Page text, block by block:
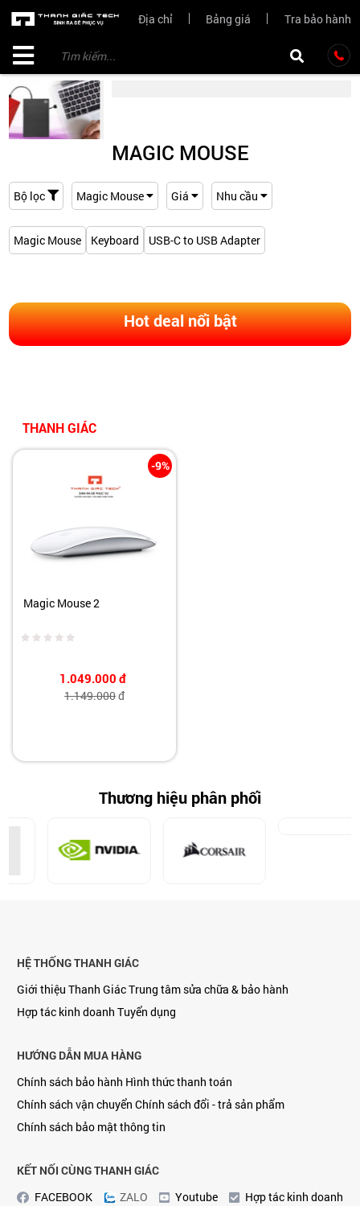
Địa chỉ Bảng giá Tra bảo hành
MAGIC MOUSE
Bộ lọc Magic Mouse Giá Nhu cầu
Magic Mouse Keyboard USB-C to USB Adapter
Hot deal nổi bật
THANH GIÁC
-9%
Magic Mouse 2
1.049.000 đ
1.149.000đ
Thương hiệu phân phối
HỆ THỐNG THANH GIÁC
Giới thiệu Thanh GiácTrung tâm sửa chữa & bảo hành
Hợp tác kinh doanh Tuyển dụng
HƯỚNG DẪN MUA HÀNG
Chính sách bảo hành Hình thức thanh toán
Chính sách vận chuyển Chính sách đổi - trả sản phẩm
Chính sách bảo mật thông tin
KẾT NỐI CÙNG THANH GIÁC
FACEBOOK
ZALO Youtube
Hợp tác kinh doanh